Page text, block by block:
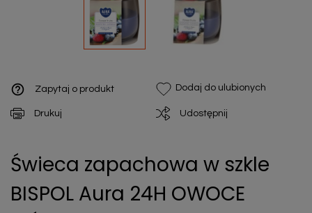
help_outline Zapytaj o produkt Dodaj do ulubionych
Drukuj Udostępnij
Świeca zapachowa w szkle
BISPOL Aura 24H OWOCE